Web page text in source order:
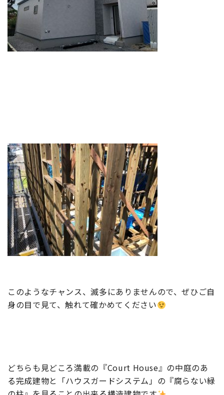
このようなチャンス、滅多にありませんので、ぜひご自
身の目で見て、触れて確かめてください
どちらも見どころ満載の『Court House』の中庭のあ
る完成建物と「ハウスガードシステム」の『腐らない緑